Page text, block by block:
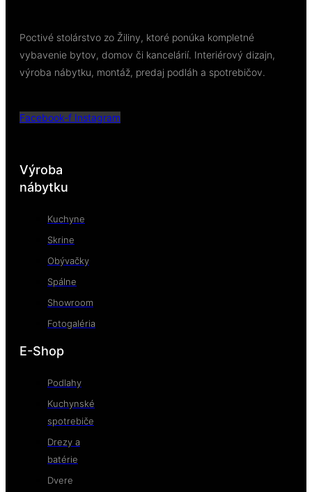
Poctivé stolárstvo zo Žiliny, ktoré ponúka kompletné
vybavenie bytov, domov či kancelárií. Interiérový dizajn,
výroba nábytku, montáž, predaj podláh a spotrebičov.
Facebook-f Instagram
Výroba
nábytku
Kuchyne
Skrine
Obývačky
Spálne
Showroom
Fotogaléria
E-Shop
Podlahy
Kuchynské
spotrebiče
Drezy a
batérie
Dvere